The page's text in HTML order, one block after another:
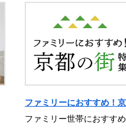
ファミリーにおすすめ！
ファミリー世帯におすす